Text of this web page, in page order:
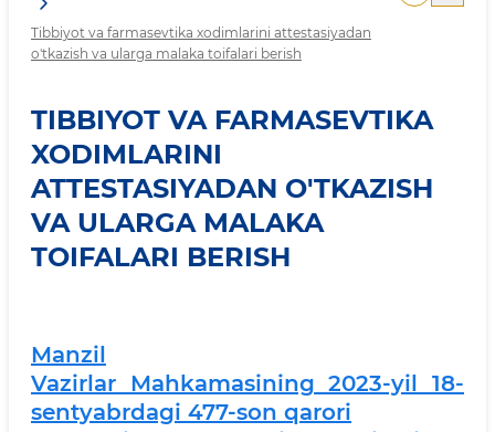
Tibbiyot va farmasevtika xodimlarini attestasiyadan
o'tkazish va ularga malaka toifalari berish
TIBBIYOT VA FARMASEVTIKA
XODIMLARINI
ATTESTASIYADAN O'TKAZISH
VA ULARGA MALAKA
TOIFALARI BERISH
Manzil
Vazirlar Mahkamasining 2023-yil 18-
sentyabrdagi 477-son qarori